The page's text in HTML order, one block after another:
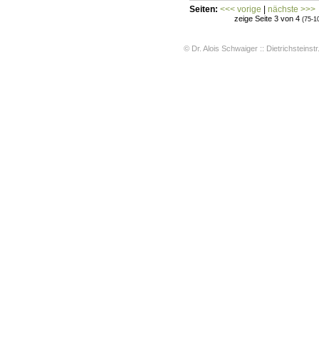
Seiten: <<< vorige nächste >>>
zeige Seite 3 von 4 (75-
© Dr. Alois Schwaiger ::